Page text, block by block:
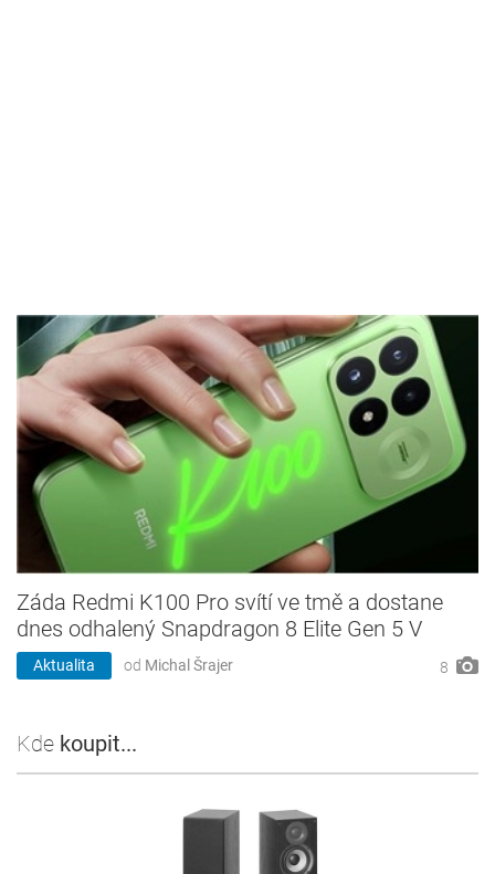
Záda Redmi K100 Pro svítí ve tmě a dostane
dnes odhalený Snapdragon 8 Elite Gen 5 V
Aktualita od Michal Šrajer 8
Kde koupit...